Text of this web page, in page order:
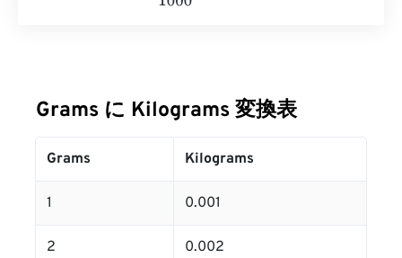
Grams に Kilograms 変換表
Grams Kilograms
1 0.001
2 0.002